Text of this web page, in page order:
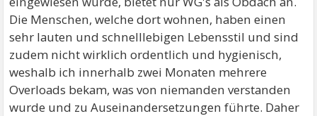
Die Menschen, welche dort wohnen, haben einen
sehr lauten und schnelllebigen Lebensstil und sind
zudem nicht wirklich ordentlich und hygienisch,
weshalb ich innerhalb zwei Monaten mehrere
Overloads bekam, was von niemanden verstanden
wurde und zu Auseinandersetzungen führte. Daher